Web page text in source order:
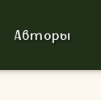
Авторы